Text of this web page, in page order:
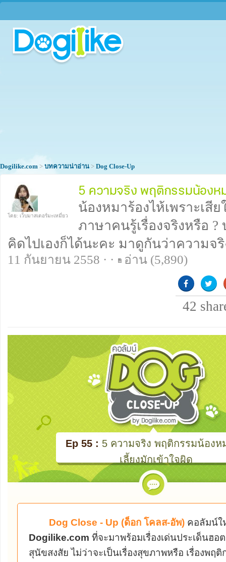
Dogilike.com > บทความน่าอ่าน > Dog Close-Up
โดย: เว็บมาสเตอร์มะเหมี่ยว
5 ความจริง พฤติกรรมน้องห
น้องหมาร้องไห้เพราะเสี
ภาษาคนรู้เรื่องจริงหรือ
คิดไปเองก็ได้นะคะ มาดูกันว่าความจ
11 กันยายน 2558 · · อ่าน (5,890)
42
Ep 55 : 5 ความจริง พฤติกรรมน้องห
เลี้ยงมักเข้าใจผิด
Dog Close - Up (ด็อก โคลส-อัพ) คอลัมน์ใ
Dogilike.com ที่จะมาพร้อมเรื่องเด่นประเด็นฮอ
สุนัขสงสัย ไม่ว่าจะเป็นเรื่องสุขภาพหรือ เรื่องพฤ